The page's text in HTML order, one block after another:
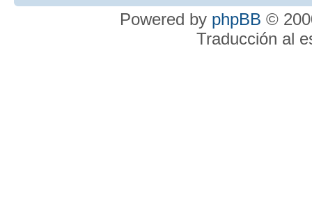
Powered by phpBB ©
Traducción al